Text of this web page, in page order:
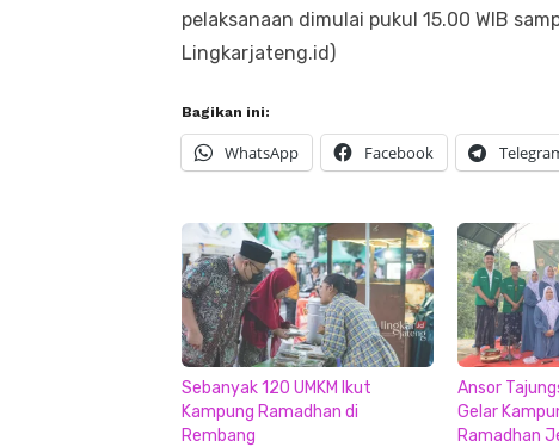
pelaksanaan dimulai pukul 15.00 WIB
Lingkarjateng.id)
Bagikan ini:
WhatsApp Facebook
Sebanyak 120 UMKM Ikut
Kampung Ramadhan di
Rembang
Ansor
Gelar
Ramadhan